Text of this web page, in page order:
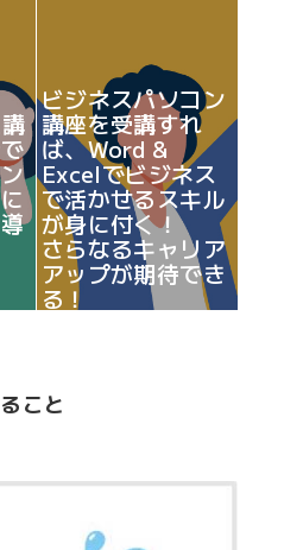
ビジネスパソコン
講座を受講すれ
ば、Word &
Excelでビジネス
で活かせるスキル
が身に付く！
さらなるキャリア
アップが期待でき
る！
こと